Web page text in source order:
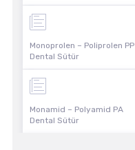
Monoprolen – Poliprolen PP
Dental Sütür
Monamid – Polyamid PA
Dental Sütür